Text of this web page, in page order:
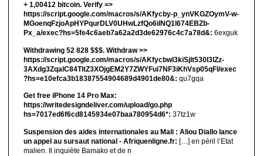
+ 1,00412 bitсоin. Verify =>
https://script.google.com/macros/s/AKfycby-p_ynVKGZOymV-w-
MGoenqFzjoApHYPqurDLV0UHwLzfQo6ilNQ1l674EBZb-
Px_a/exec?hs=5fe4c6aeb7a62a2d3de62976c4c7a78d&: 6exguk
Withdrawing 52 828 $$$. Withdrаw >>
https://script.google.com/macros/s/AKfycbwl3kiSjlt530I3lZz-
3AXdg3ZqalC84TltZ3XOjgEM2Y7ZWYFui7NF3iKhVsp05qFl/exec
?hs=e10efca3b18387554904689d4901de80&: qu7gqa
Get free iPhone 14 Pro Max:
https://writedesigndeliver.com/upload/go.php
hs=7017ed6f6cd8145934e07baa780954d6*: 37tz1w
Suspension des aides internationales au Mali : Aliou Diallo lance
un appel au sursaut national - Afriquenligne.fr: […] en péril l’Etat
malien. Il inquiète Bamako et de n